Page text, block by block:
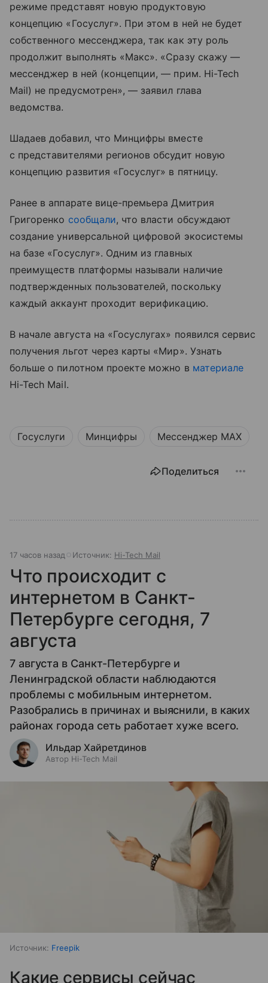
режиме представят новую продуктовую
концепцию «Госуслуг». При этом в ней не будет
собственного мессенджера, так как эту роль
продолжит выполнять «Макс». «Сразу скажу —
мессенджер в ней (концепции, — прим. Hi-Tech
Mail) не предусмотрен», — заявил глава
ведомства.
Шадаев добавил, что Минцифры вместе
с представителями регионов обсудит новую
концепцию развития «Госуслуг» в пятницу.
Ранее в аппарате вице-премьера Дмитрия
Григоренко сообщали, что власти обсуждают
создание универсальной цифровой экосистемы
на базе «Госуслуг». Одним из главных
преимуществ платформы называли наличие
подтвержденных пользователей, поскольку
каждый аккаунт проходит верификацию.
В начале августа на «Госуслугах» появился сервис
получения льгот через карты «Мир». Узнать
больше о пилотном проекте можно в материале
Hi-Tech Mail.
Госуслуги Минцифры Мессенджер MAX
Поделиться
17 часов назад Источник: Hi-Tech Mail
Что происходит с
интернетом в Санкт-
Петербурге сегодня, 7
августа
7 августа в Санкт-Петербурге и
Ленинградской области наблюдаются
проблемы с мобильным интернетом.
Разобрались в причинах и выяснили, в каких
районах города сеть работает хуже всего.
Ильдар Хайретдинов
Автор Hi-Tech Mail
Источник: Freepik
Какие сервисы сейчас